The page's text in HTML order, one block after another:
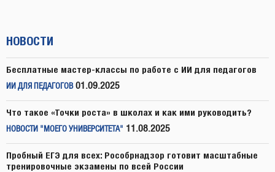
НОВОСТИ
Бесплатные мастер-классы по работе с ИИ для педагогов
ИИ ДЛЯ ПЕДАГОГОВ 01.09.2025
Что такое «Точки роста» в школах и как ими руководить?
НОВОСТИ "МОЕГО УНИВЕРСИТЕТА" 11.08.2025
Пробный ЕГЭ для всех: Рособрнадзор готовит масштабные
тренировочные экзамены по всей России